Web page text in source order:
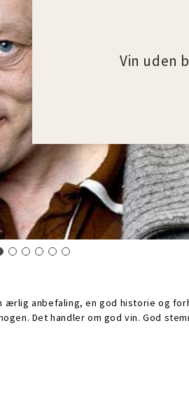
Vin uden
ærlig anbefaling, en god historie og
Det handler om god vin. God